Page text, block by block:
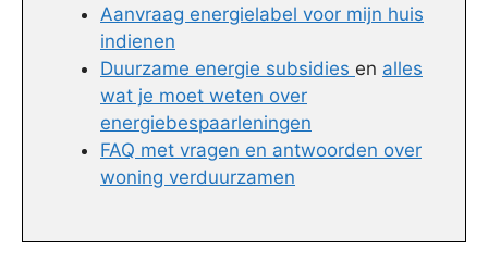
Aanvraag energielabel voor mijn huis
indienen
Duurzame energie subsidies en alles
wat je moet weten over
energiebespaarleningen
FAQ met vragen en antwoorden over
woning verduurzamen